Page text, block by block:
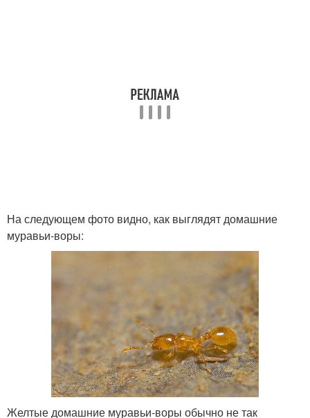
На следующем фото видно, как выглядят домашние
муравьи-воры:
Желтые домашние муравьи-воры обычно не так